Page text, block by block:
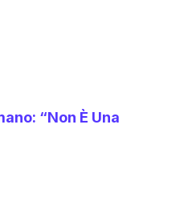
“Non È Una